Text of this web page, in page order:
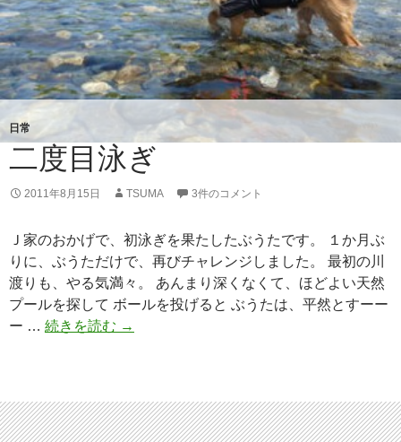
日常
二度目泳ぎ
2011年8月15日 TSUMA 3件のコメント
Ｊ家のおかげで、初泳ぎを果たしたぶうたです。 １か月ぶ
りに、ぶうただけで、再びチャレンジしました。 最初の川
渡りも、やる気満々。 あんまり深くなくて、ほどよい天然
プールを探して ボールを投げると ぶうたは、平然とすーー
ー … 続きを読む 二
ぎ
→